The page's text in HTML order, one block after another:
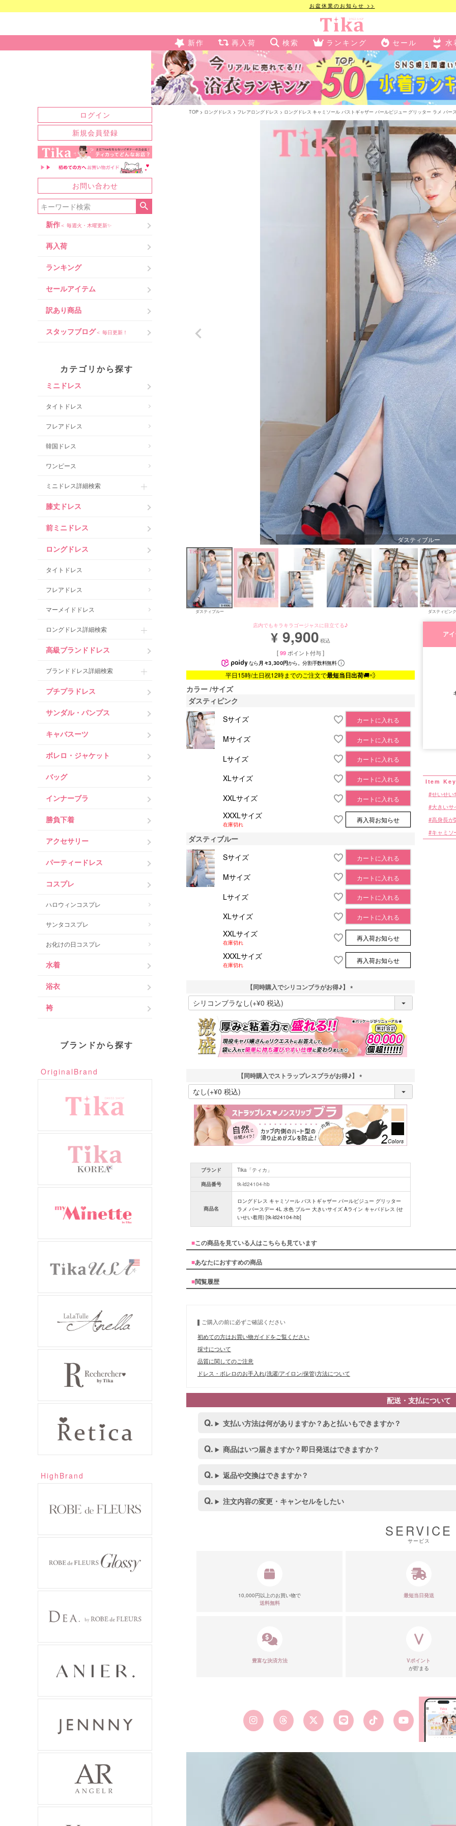
お盆休業のお知らせ >>
新作 再入荷 検索 ランキング セール 水
ログイン
新規会員登録
お問い合わせ
新作＜ 毎週火・木曜更新✨
再入荷
ランキング
セールアイテム
訳あり商品
スタッフブログ＜ 毎日更新！
カテゴリから探す
ミニドレス
タイトドレス
フレアドレス
韓国ドレス
ワンピース
ミニドレス詳細検索
膝丈ドレス
前ミニドレス
ロングドレス
タイトドレス
フレアドレス
マーメイドドレス
ロングドレス詳細検索
高級ブランドドレス
ブランドドレス詳細検索
プチプラドレス
サンダル・パンプス
キャバスーツ
ボレロ・ジャケット
バッグ
インナーブラ
勝負下着
アクセサリー
パーティードレス
コスプレ
ハロウィンコスプレ
サンタコスプレ
お化けの日コスプレ
水着
浴衣
袴
ブランドから探す
OriginalBrand
HighBrand
TOP ロングドレス フレアロングドレス ロングドレス キャミソール バストギャザー パールビジュー グリッター ラメ バ
ダスティブルー
ダスティブルー ダスティピンク
店内でもキラキラゴージャスに目立てる♪
¥ 9,900 税込
[99 ポイント付与 ]
なら 月々3,300円から。分割手数料無料
平日15時/土日祝12時までのご注文で最短当日出荷🚚💨
カラー サイズ
ダスティピンク
Sサイズ
カートに入れる
Mサイズ カートに入れる
Lサイズ カートに入れる
XLサイズ カートに入れる
XXLサイズ カートに入れる
XXXLサイズ
在庫切れ
再入荷お知らせ
ダスティブルー
Sサイズ
カートに入れる
Mサイズ カートに入れる
Lサイズ カートに入れる
XLサイズ カートに入れる
XXLサイズ
在庫切れ
再入荷お知らせ
XXXLサイズ
在庫切れ
再入荷お知らせ
【同時購入でシリコンブラがお得♪】
(
必
須
)
【同時購入でストラップレスブラがお得♪】
(
必
須
)
ブランド
Tika「ティカ」
商品番号
tk-ld24104-hb
商品名
ロングドレス キャミソール バストギャザー パールビジュー グリッター
ラメ バースデー 4L 水色 ブルー 大きいサイズ Aライン キャバドレス (せ
いせい着用) [tk-ld24104-hb]
ア
■スペック
せいせい
大きいサ
高身長が
キャミソ
■この商品を見ている人はこちらも見ています
■あなたにおすすめの商品
■閲覧履歴
ご購入の前に必ずご確認ください
初めての方はお買い物ガイドをご覧ください
採寸について
品質に関してのご注意
ドレス・ボレロのお手入れ(洗濯/アイロン/保管)方法について
配送・支払について
支払い方法は何がありますか？あと払いもできますか？
商品はいつ届きますか？即日発送はできますか？
返品や交換はできますか？
注文内容の変更・キャンセルをしたい
SERVICE
サービス
10,000円以上のお買い物で
送料無料
最短当日発送
豊富な決済方法
Vポイント
が貯まる